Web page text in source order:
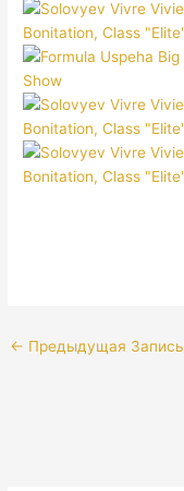
← Предыдущая Запись